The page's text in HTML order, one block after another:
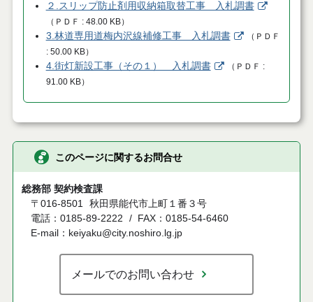
２.スリップ防止剤用収納箱取替工事 入札調書
（ ＰＤＦ 48.00 KB）
3.林道専用道梅内沢線補修工事 入札調書 （ ＰＤＦ
50.00 KB）
4.街灯新設工事（その１） 入札調書 （ ＰＤＦ
91.00 KB）
このページに関するお問合せ
総務部 契約検査課
〒016-8501 秋田県能代市上町１番３号
電話：0185-89-2222
FAX：0185-54-6460
E-mail：keiyaku@city.noshiro.lg.jp
メールでのお問い合わせ